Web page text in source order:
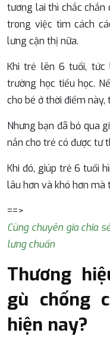
tương lai thì chắc chắn
trong việc tìm cách
lưng cận thị nữa.
Khi trẻ lên 6 tuổi, tức
trường học tiểu học.
cho bé ở thời điểm
Nhưng bạn đã bỏ qua
nắn cho trẻ có được tư
Khi đó, giúp trẻ 6 tuổi
lâu hơn và khó hơn mà
==>
Cùng chuyên gia chia
lưng chuẩn
Thương
gù chống
hiện nay?